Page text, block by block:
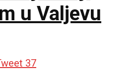
u Valjevu
37